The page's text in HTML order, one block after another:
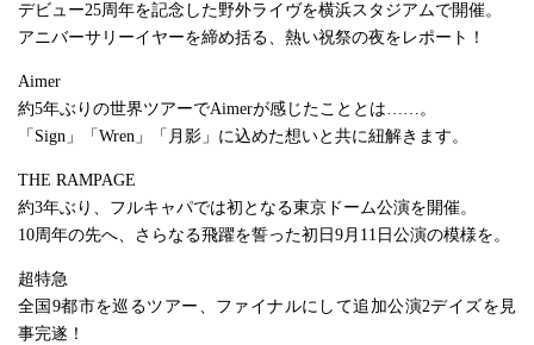
デビュー25周年を記念した野外ライヴを横浜スタジアムで開催。
アニバーサリーイヤーを締め括る、熱い祝祭の夜をレポート！
Aimer
約5年ぶりの世界ツアーでAimerが感じたこととは……。
「Sign」「Wren」「月影」に込めた想いと共に紐解きます。
THE RAMPAGE
約3年ぶり、フルキャパでは初となる東京ドーム公演を開催。
10周年の先へ、さらなる飛躍を誓った初日9月11日公演の模様を。
超特急
全国9都市を巡るツアー、ファイナルにして追加公演2デイズを見
事完遂！